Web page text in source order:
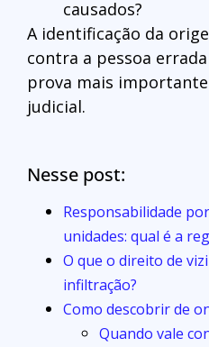
causados?
A identificação da
contra a pessoa
prova mais
judicial.
Nesse post:
Responsabilidade
unidades: qual é a
O que o direito de
infiltração?
Como descobrir de
Quando vale